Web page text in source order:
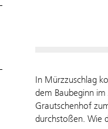
In Mürzzuschlag
dem Baubeginn
Grautschenhof
durchstoßen. Wie